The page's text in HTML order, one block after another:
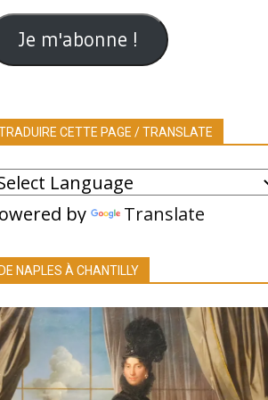
Je m'abonne !
CETTE PAGE / TRANSLATE
by Translate
NAPLES À CHANTILLY